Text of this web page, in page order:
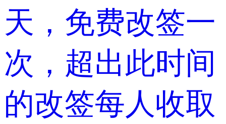
天，免费改签一
次，超出此时间
的改签每人收取